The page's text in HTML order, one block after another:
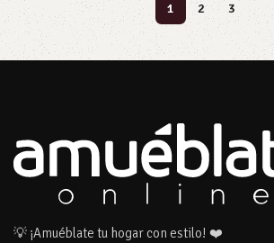
1 2 3
💡 ¡Amuéblate tu hogar con estilo! ❤️